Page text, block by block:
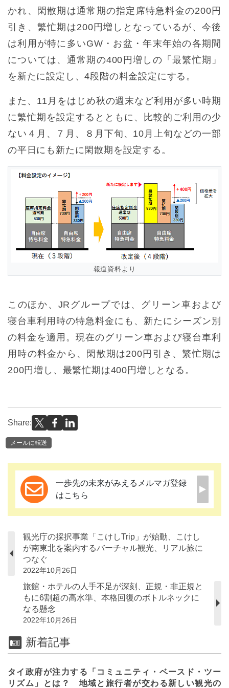
かれ、閑散期は通常期の指定席特急料金の200円
引き、繁忙期は200円増しとなっているが、今後
は利用が特に多いGW・お盆・年末年始の各期間
については、通常期の400円増しの「最繁忙期」
を新たに設定し、4段階の料金設定にする。
また、11月をはじめ秋の週末など利用が多い時期
に繁忙期を設定するとともに、比較的ご利用の少
ない４月、７月、８月下旬、10月上旬などの一部
の平日にも新たに閑散期を設定する。
報道資料より
このほか、JRグループでは、グリーン車および
寝台車利用時の特急料金にも、新たにシーズン別
の料金を適用。現在のグリーン車および寝台車利
用時の料金から、閑散期は200円引き、繁忙期は
200円増し、最繁忙期は400円増しとなる。
Share:
メールに転送
一歩先の未来がみえるメルマガ登録
はこちら
観光庁の採択事業「こけしTrip」が始動、こけし
が南東北を案内するバーチャル観光、リアル旅に
つなぐ
2022年10月26日
旅館・ホテルの人手不足が深刻、正規・非正規と
もに6割超の高水準、本格回復のボトルネックに
なる懸念
2022年10月26日
新着記事
タイ政府が注力する「コミュニティ・ベースド・ツー
リズム」とは？ 地域と旅行者が交わる新しい観光の